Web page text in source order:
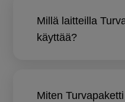
Millä laitteilla
käyttää?
Miten